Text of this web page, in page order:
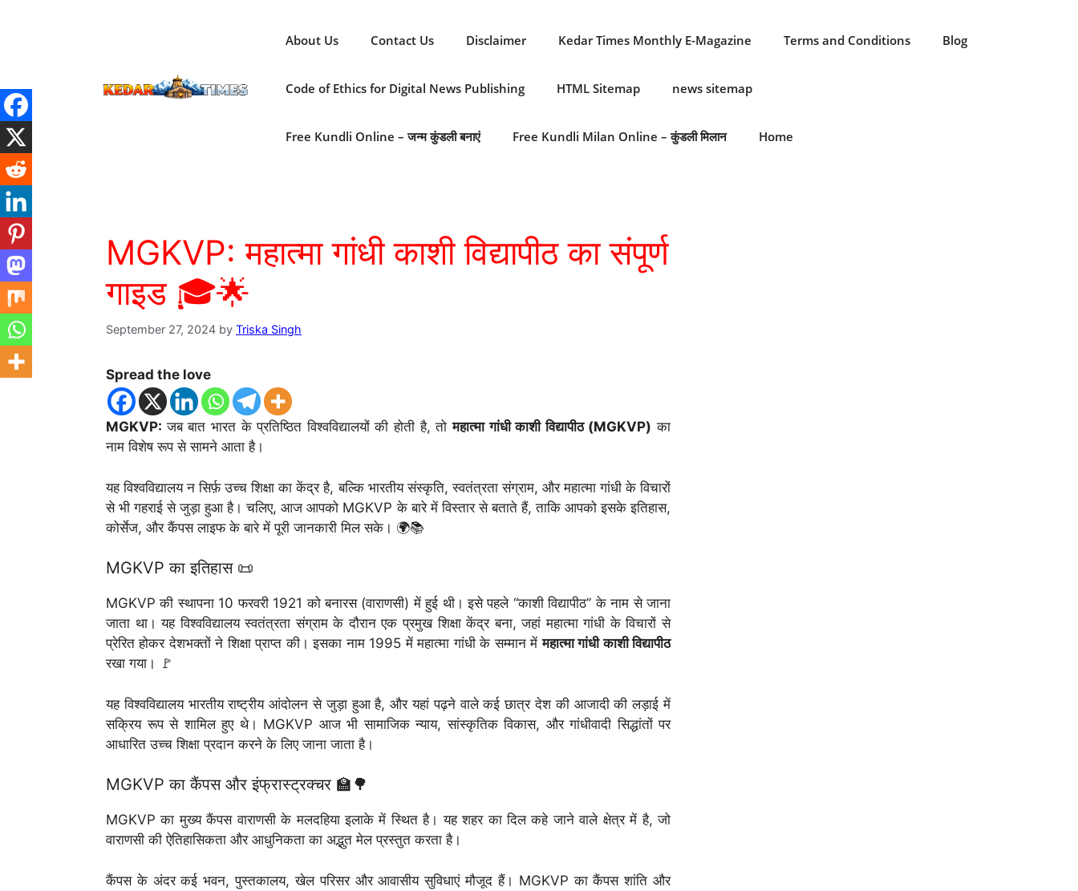
About Us Contact Us Disclaimer Kedar Times Monthly E-Magazine Terms and Conditions Blog
Code of Ethics for Digital News Publishing HTML Sitemap news sitemap
Free Kundli Online – जन्म कुंडली बनाएं Free Kundli Milan Online – कुंडली मिलान Home
MGKVP: महात्मा गांधी काशी विद्यापीठ का संपूर्ण
गाइड 🎓🌟
September 27, 2024 by Triska Singh
Spread the love
MGKVP:जब बात भारत के प्रतिष्ठित विश्वविद्यालयों की होती है, तोमहात्मा गांधी काशी विद्यापीठ (MGKVP) का
नाम विशेष रूप से सामने आता है।
यह विश्वविद्यालय न सिर्फ़ उच्च शिक्षा का केंद्र है, बल्कि भारतीय संस्कृति, स्वतंत्रता संग्राम, और महात्मा गांधी के विचारों
से भी गहराई से जुड़ा हुआ है। चलिए, आज आपको MGKVP के बारे में विस्तार से बताते हैं, ताकि आपको इसके इतिहास,
कोर्सेज, और कैंपस लाइफ के बारे में पूरी जानकारी मिल सके। 🌍📚
MGKVP का इतिहास 📜
MGKVP की स्थापना 10 फरवरी 1921 को बनारस (वाराणसी) में हुई थी। इसे पहले “काशी विद्यापीठ” के नाम से जाना
जाता था। यह विश्वविद्यालय स्वतंत्रता संग्राम के दौरान एक प्रमुख शिक्षा केंद्र बना, जहां महात्मा गांधी के विचारों से
प्रेरित होकर देशभक्तों ने शिक्षा प्राप्त की। इसका नाम 1995 में महात्मा गांधी के सम्मान मेंमहात्मा गांधी काशी विद्यापीठ
रखा गया। 🚩
यह विश्वविद्यालय भारतीय राष्ट्रीय आंदोलन से जुड़ा हुआ है, और यहां पढ़ने वाले कई छात्र देश की आजादी की लड़ाई में
सक्रिय रूप से शामिल हुए थे। MGKVP आज भी सामाजिक न्याय, सांस्कृतिक विकास, और गांधीवादी सिद्धांतों पर
आधारित उच्च शिक्षा प्रदान करने के लिए जाना जाता है।
MGKVP का कैंपस और इंफ्रास्ट्रक्चर 🏫🌳
MGKVP का मुख्य कैंपस वाराणसी के मलदहिया इलाके में स्थित है। यह शहर का दिल कहे जाने वाले क्षेत्र में है, जो
वाराणसी की ऐतिहासिकता और आधुनिकता का अद्भुत मेल प्रस्तुत करता है।
कैंपस के अंदर कई भवन, पुस्तकालय, खेल परिसर और आवासीय सुविधाएं मौजूद हैं। MGKVP का कैंपस शांति और